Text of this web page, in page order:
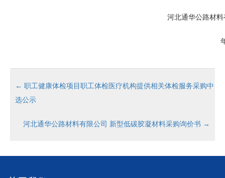
河北通华公路材
← 职工健康体检项目职工体检医疗机构提供相关体检服务采购中
选公示
河北通华公路材料有限公司 新型低碳胶凝材料采购询价书 →